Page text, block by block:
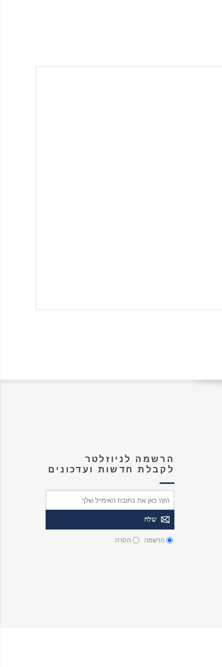
הרשמה לניוזלטר
לקבלת חדשות ועדכונים
הרשמה הסרה